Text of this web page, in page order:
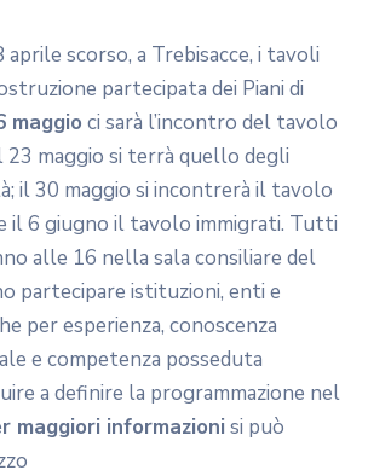
scorso, a Trebisacce, i tavoli
partecipata dei Piani di
maggio ci sarà l’incontro del tavolo
23 maggio si terrà quello degli
il 30 maggio si incontrerà il tavolo
il 6 giugno il tavolo immigrati. Tutti
alle 16 nella sala consiliare del
partecipare istituzioni, enti e
per esperienza, conoscenza
e competenza posseduta
a definire la programmazione nel
maggiori informazioni si può